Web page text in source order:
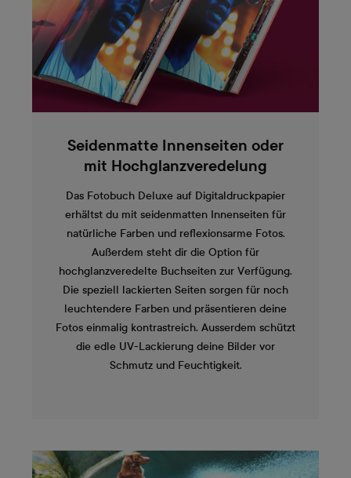
Seidenmatte Innenseiten oder
mit Hochglanzveredelung
Das Fotobuch Deluxe auf Digitaldruckpapier
erhältst du mit seidenmatten Innenseiten für
natürliche Farben und reflexionsarme Fotos.
Außerdem steht dir die Option für
hochglanzveredelte Buchseiten zur Verfügung.
Die speziell lackierten Seiten sorgen für noch
leuchtendere Farben und präsentieren deine
Fotos einmalig kontrastreich. Ausserdem schützt
die edle UV-Lackierung deine Bilder vor
Schmutz und Feuchtigkeit.